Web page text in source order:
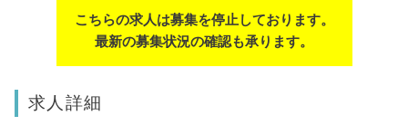
こちらの求人は募集を停止しております。
最新の募集状況の確認も承ります。
求人詳細